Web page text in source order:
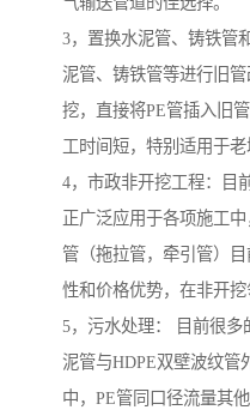
3，置换水泥管、铸铁管
泥管、铸铁管等进行旧
挖，直接将PE管插入旧
工时间短，特别适用于老
4，市政非开挖工程：目
正广泛应用于各项施工
管（拖拉管，牵引管）
性和价格优势，在非开挖
5，污水处理： 目前很多
泥管与HDPE双壁波纹管
中，PE管同口径流量其